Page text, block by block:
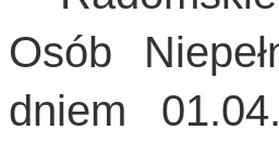
Osób
dniem